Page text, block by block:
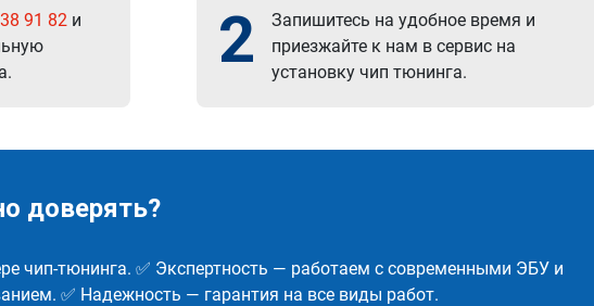
91 82 и
2
Запишитесь на удобное время и
приезжайте к нам в сервис на
установку чип тюнинга.
доверять?
чип-тюнинга. ✅ Экспертность — работаем с современными ЭБУ и
✅ Надежность — гарантия на все виды работ.